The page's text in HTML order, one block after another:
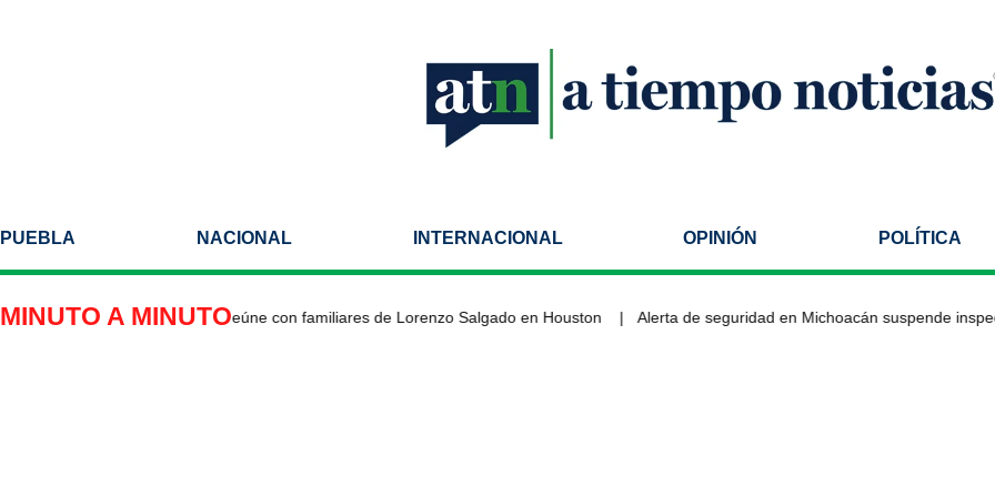
PUEBLA NACIONAL INTERNACIONAL OPINIÓN POLÍTICA
MINUTO A MINUTO
de México en EU se reúne con familiares de Lorenzo Salgado en Houston Alerta de seguridad en Michoacán suspende